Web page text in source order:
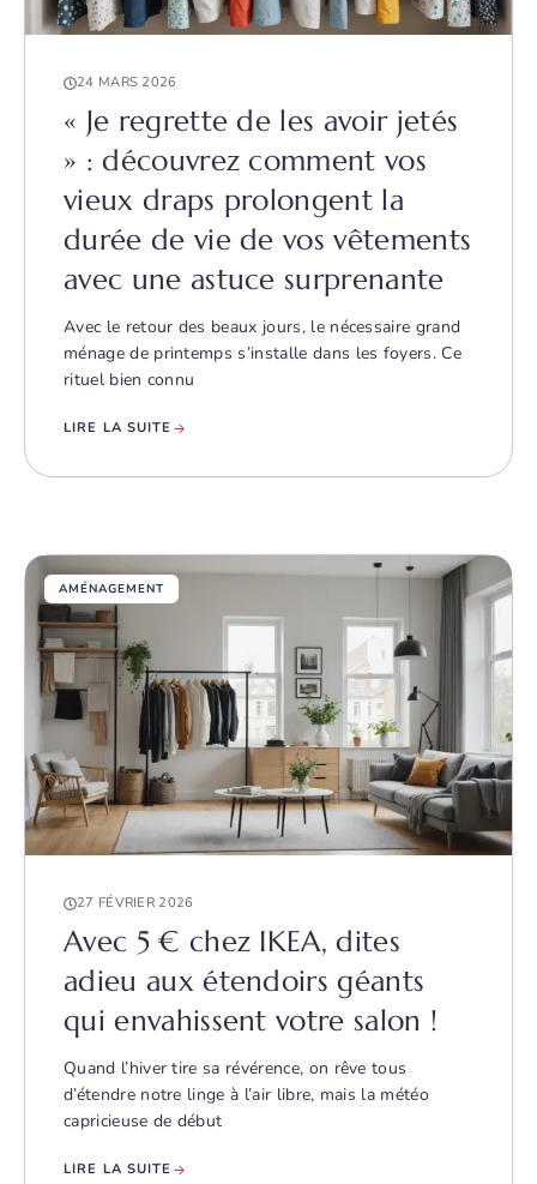
24 MARS 2026
« Je regrette de les avoir jetés
» : découvrez comment vos
vieux draps prolongent la
durée de vie de vos vêtements
avec une astuce surprenante
Avec le retour des beaux jours, le nécessaire grand
ménage de printemps s’installe dans les foyers. Ce
rituel bien connu
LIRE LA SUITE
AMÉNAGEMENT
27 FÉVRIER 2026
Avec 5 € chez IKEA, dites
adieu aux étendoirs géants
qui envahissent votre salon !
Quand l’hiver tire sa révérence, on rêve tous
d’étendre notre linge à l’air libre, mais la météo
capricieuse de début
LIRE LA SUITE